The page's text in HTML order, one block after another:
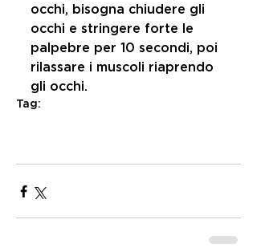
occhi, bisogna chiudere gli
occhi e stringere forte le
palpebre per 10 secondi, poi
rilassare i muscoli riaprendo
gli occhi.
Tag: